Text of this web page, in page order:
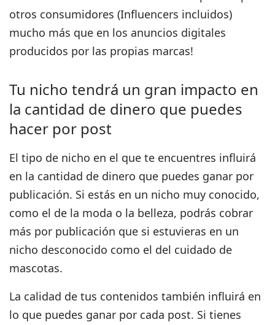
otros consumidores (Influencers incluidos)
mucho más que en los anuncios digitales
producidos por las propias marcas!
Tu nicho tendrá un gran impacto en
la cantidad de dinero que puedes
hacer por post
El tipo de nicho en el que te encuentres influirá
en la cantidad de dinero que puedes ganar por
publicación. Si estás en un nicho muy conocido,
como el de la moda o la belleza, podrás cobrar
más por publicación que si estuvieras en un
nicho desconocido como el del cuidado de
mascotas.
La calidad de tus contenidos también influirá en
lo que puedes ganar por cada post. Si tienes